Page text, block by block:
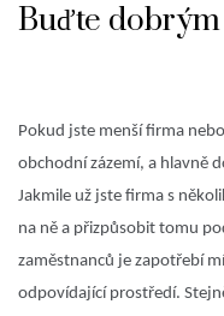
Buďte
Pokud jste menší firma
obchodní zázemí, a hlavně
Jakmile už jste firma s
na ně a přizpůsobit tomu
zaměstnanců je zapotřebí
odpovídající prostředí.